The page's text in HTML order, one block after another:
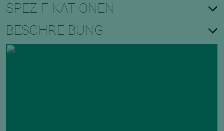
SPEZIFIKATIONEN
BESCHREIBUNG